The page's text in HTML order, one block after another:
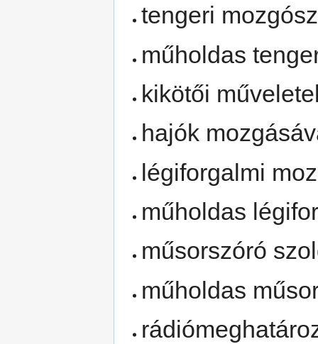
tengeri
műholdas
kikötői
hajók
légiforgalmi
műholdas
műsorszóró
műholdas